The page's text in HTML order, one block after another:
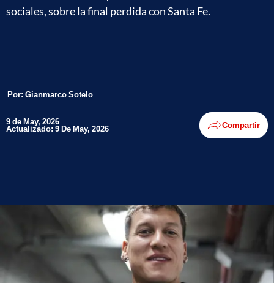
sociales, sobre la final perdida con Santa Fe.
Por: Gianmarco Sotelo
9 de May, 2026
Actualizado: 9 De May, 2026 Compartir